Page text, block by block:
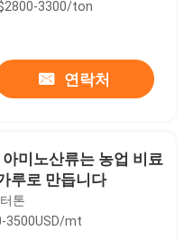
3300/ton
연락처
아미노산류는 농업 비료
루로 만듭니다
톤
3500USD/mt